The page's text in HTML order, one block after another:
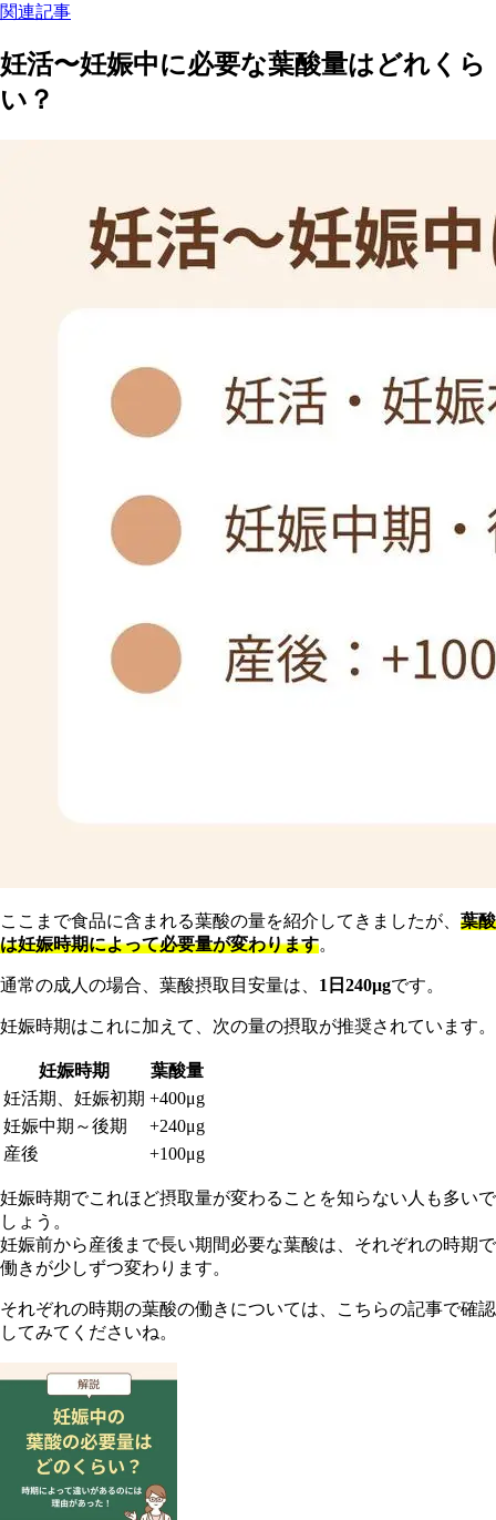
関連記事
妊活〜妊娠中に必要な葉酸量はどれくら
い？
ここまで食品に含まれる葉酸の量を紹介してきましたが、 葉酸
は妊娠時期によって必要量が変わります。
通常の成人の場合、葉酸摂取目安量は、 1日240μgです。
妊娠時期はこれに加えて、次の量の摂取が推奨されています。
妊娠時期
葉酸量
妊活期、妊娠初期 +400μg
妊娠中期～後期
+240μg
産後
+100μg
妊娠時期でこれほど摂取量が変わることを知らない人も多いで
しょう。
妊娠前から産後まで長い期間必要な葉酸は、それぞれの時期で
働きが少しずつ変わります。
それぞれの時期の葉酸の働きについては、こちらの記事で確認
してみてくださいね。